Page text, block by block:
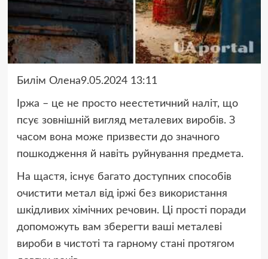
Билім Олена9.05.2024 13:11
Іржа – це не просто неестетичний наліт, що
псує зовнішній вигляд металевих виробів. З
часом вона може призвести до значного
пошкодження й навіть руйнування предмета.
На щастя, існує багато доступних способів
очистити метал від іржі без використання
шкідливих хімічних речовин. Ці прості поради
допоможуть вам зберегти ваші металеві
вироби в чистоті та гарному стані протягом